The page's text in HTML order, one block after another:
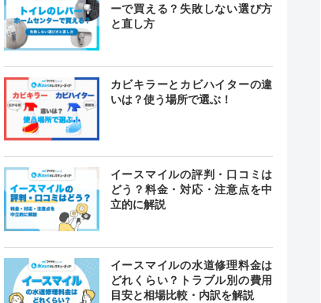
ーで買える？失敗しない選び方
と直し方
カビキラーとカビハイターの違
いは？使う場所で選ぶ！
イースマイルの評判・口コミは
どう？料金・対応・注意点を中
立的に解説
イースマイルの水道修理料金は
どれくらい？トラブル別の費用
目安と相場比較・内訳を解説